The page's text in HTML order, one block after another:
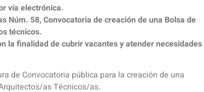
vía electrónica.
Núm. 58, Convocatoria de creación de una Bolsa de
técnicos.
la finalidad de cubrir vacantes y atender necesidades
de Convocatoria pública para la creación de una
as Técnicos/as.